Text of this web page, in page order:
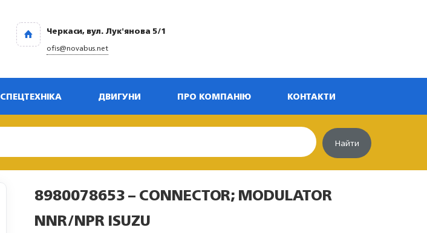
Черкаси, вул. Лук'янова 5/1
ofis@novabus.net
СПЕЦТЕХНІКА ДВИГУНИ ПРО КОМПАНІЮ КОНТАКТИ
Найти
8980078653 – CONNECTOR; MODULATOR
NNR/NPR ISUZU